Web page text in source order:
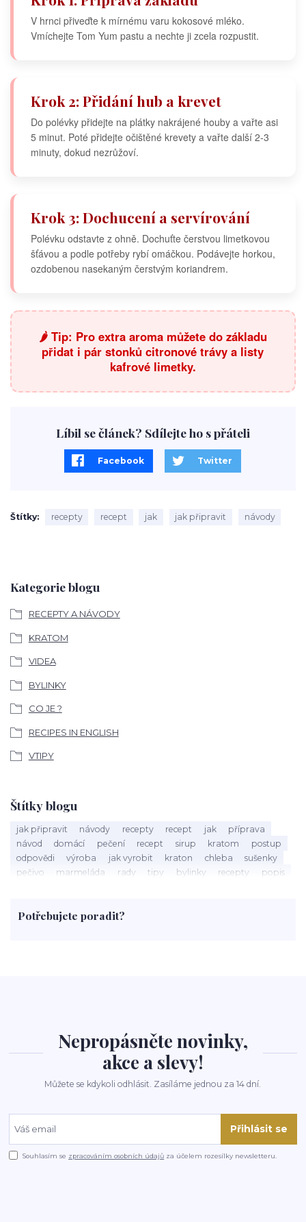
Kategorie blogu
RECEPTY A NÁVODY
KRATOM
VIDEA
BYLINKY
CO JE ?
RECIPES IN ENGLISH
VTIPY
Štítky blogu
jak připravit návody recepty recept jak
příprava
návod
domácí pečení recept sirup kratom
postup
odpovědi
výroba jak vyrobit kraton chleba
sušenky
pečivo
marmeláda rady tipy bylinky recepty
popis
rohlíky
grilování čaj
Potřebujete poradit?
V hrnci přiveďte k mírnému varu kokosové mléko.
Vmíchejte Tom Yum pastu a nechte ji zcela rozpustit.
Krok 2: Přidání hub a krevet
Do polévky přidejte na plátky nakrájené houby a vařte asi
5 minut. Poté přidejte očištěné krevety a vařte další 2-3
minuty, dokud nezrůžoví.
Krok 3: Dochucení a servírování
Polévku odstavte z ohně. Dochuťte čerstvou limetkovou
šťávou a podle potřeby rybí omáčkou. Podávejte horkou,
ozdobenou nasekaným čerstvým koriandrem.
🌶️ Tip: Pro extra aroma můžete do základu
přidat i pár stonků citronové trávy a listy
kafrové limetky.
Líbil se článek? Sdílejte ho s přáteli
Facebook Twitter
Štítky recepty recept jak jak připravit návody
Nepropásněte novinky,
akce a slevy!
Můžete se kdykoli odhlásit. Zasíláme jednou za 14 dní.
Přihlásit se
Souhlasím se zpracováním osobních údajů za účelem rozesílky newsletteru.